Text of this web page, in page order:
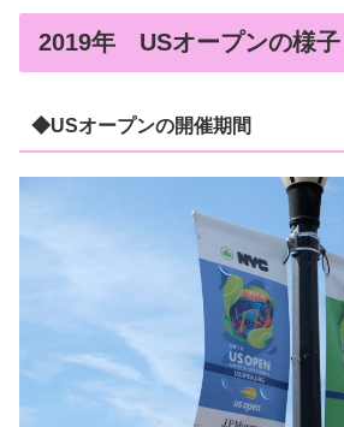
2019年 USオープンの様子
◆USオープンの開催期間